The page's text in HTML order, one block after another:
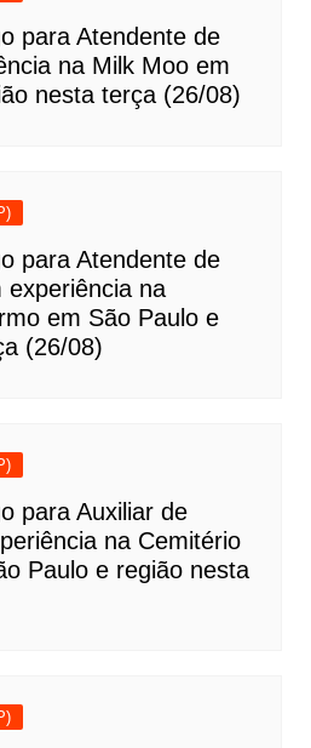
para Atendente de
na Milk Moo em
nesta terça (26/08)
para Atendente de
experiência na
em São Paulo e
(26/08)
para Auxiliar de
na Cemitério
Paulo e região nesta